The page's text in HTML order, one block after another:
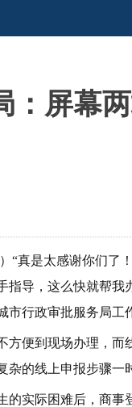
屏幕
“真是太感谢你们了
导，这么快就帮
行政审批服务局工
便到现场办理，而
的线上申报步骤一
的实际困难后，商